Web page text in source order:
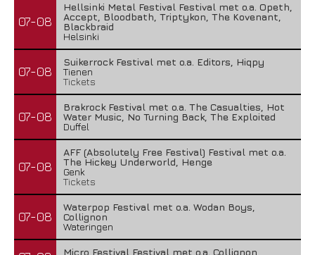
07-08
Hellsinki Metal Festival Festival met o.a. Opeth,
Accept, Bloodbath, Triptykon, The Kovenant,
Blackbraid
Helsinki
07-08
Suikerrock Festival met o.a. Editors, Hiqpy
Tienen
Tickets
07-08
Brakrock Festival met o.a. The Casualties, Hot
Water Music, No Turning Back, The Exploited
Duffel
07-08
AFF (Absolutely Free Festival) Festival met o.a.
The Hickey Underworld, Henge
Genk
Tickets
07-08
Waterpop Festival met o.a. Wodan Boys,
Collignon
Wateringen
Micro Festival Festival met o.a. Collignon